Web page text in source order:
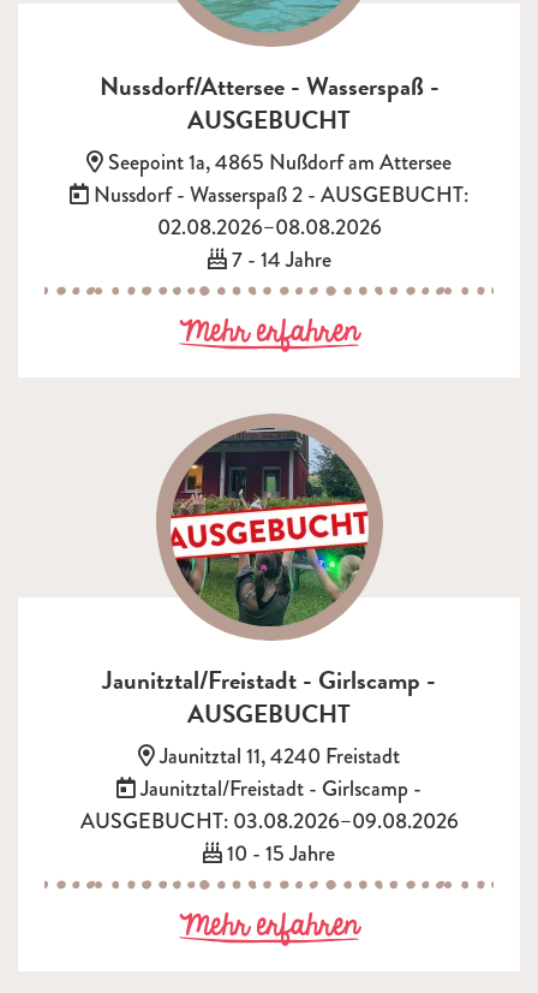
Nussdorf/Attersee - Wasserspaß -
AUSGEBUCHT
Adresse:
Seepoint 1a, 4865 Nußdorf am Attersee
Termin:
Nussdorf - Wasserspaß 2 - AUSGEBUCHT:
02.08.2026–08.08.2026
Alter:
7 - 14 Jahre
Mehr erfahrenzu Nussdorf/
Jaunitztal/Freistadt - Girlscamp -
AUSGEBUCHT
Adresse:
Jaunitztal 11, 4240 Freistadt
Termin:
Jaunitztal/Freistadt - Girlscamp -
AUSGEBUCHT: 03.08.2026–09.08.2026
Alter:
10 - 15 Jahre
Mehr erfahrenzu Jaunitztal/